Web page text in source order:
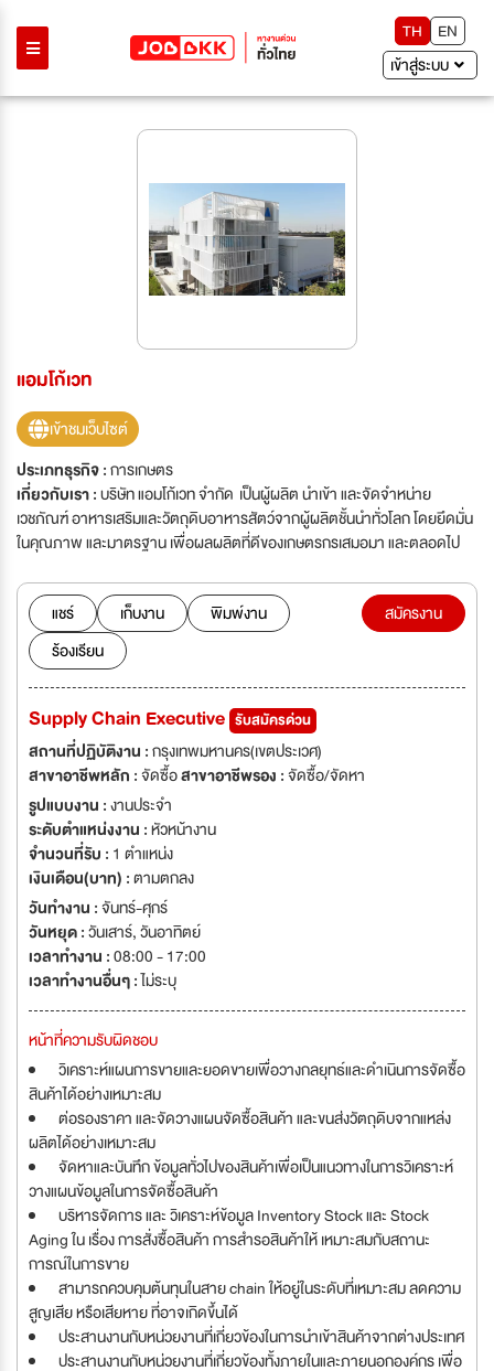
TH
EN
เข้าสู่ระบบ
แอมโก้เวท
เข้าชมเว็บไซต์
ประเภทธุรกิจ :การเกษตร
เกี่ยวกับเรา :บริษัท แอมโก้เวท จำกัด เป็นผู้ผลิต นำเข้า และจัดจำหน่าย
เวชภัณฑ์ อาหารเสริมและวัตถุดิบอาหารสัตว์จากผู้ผลิตชั้นนำทั่วโลก โดยยึดมั่น
ในคุณภาพ และมาตรฐาน เพื่อผลผลิตที่ดีของเกษตรกรเสมอมา และตลอดไป
แชร์ เก็บงาน
พิมพ์งาน
ร้องเรียน
สมัครงาน
Supply Chain Executive รับสมัครด่วน
สถานที่ปฏิบัติงาน :กรุงเทพมหานคร(เขตประเวศ)
สาขาอาชีพหลัก :จัดซื้อสาขาอาชีพรอง :จัดซื้อ/จัดหา
รูปแบบงาน :งานประจำ
ระดับตำแหน่งงาน :หัวหน้างาน
จำนวนที่รับ : 1 ตำแหน่ง
เงินเดือน(บาท) :ตามตกลง
วันทำงาน :จันทร์-ศุกร์
วันหยุด :วันเสาร์,วันอาทิตย์
เวลาทำงาน :08:00 - 17:00
เวลาทำงานอื่นๆ :ไม่ระบุ
หน้าที่ความรับผิดชอบ
วิเคราะห์แผนการขายและยอดขายเพื่อวางกลยุทธ์และดำเนินการจัดซื้อ
สินค้าได้อย่างเหมาะสม
ต่อรองราคา และจัดวางแผนจัดซื้อสินค้า และขนส่งวัตถุดิบจากแหล่ง
ผลิตได้อย่างเหมาะสม
จัดหาและบันทึก ข้อมูลทั่วไปของสินค้าเพื่อเป็นแนวทางในการวิเคราะห์
วางแผนข้อมูลในการจัดซื้อสินค้า
บริหารจัดการ และ วิเคราะห์ข้อมูล Inventory Stock และ Stock
Aging ใน เรื่อง การสั่งซื้อสินค้า การสำรอสินค้าให้ เหมาะสมกับสถานะ
การณ์ในการขาย
สามารถควบคุมต้นทุนในสาย chain ให้อยู่ในระดับที่เหมาะสม ลดความ
สูญเสีย หรือเสียหาย ที่อาจเกิดขึ้นได้
ประสานงานกับหน่วยงานที่เกี่ยวข้องในการนำเข้าสินค้าจากต่างประเทศ
ประสานงานกับหน่วยงานที่เกี่ยวข้องทั้งภายในและภายนอกองค์กร เพื่อ